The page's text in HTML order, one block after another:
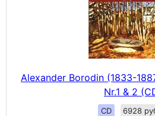
Alexander Borodin (1833-
Nr.1 & 2
CD 6928